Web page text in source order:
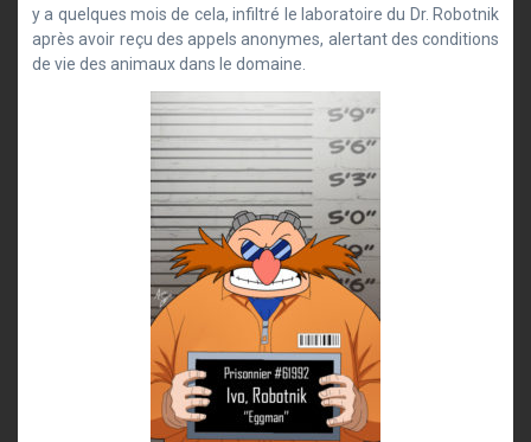
y a quelques mois de cela, infiltré le laboratoire du Dr. Robotnik
après avoir reçu des appels anonymes, alertant des conditions
de vie des animaux dans le domaine.